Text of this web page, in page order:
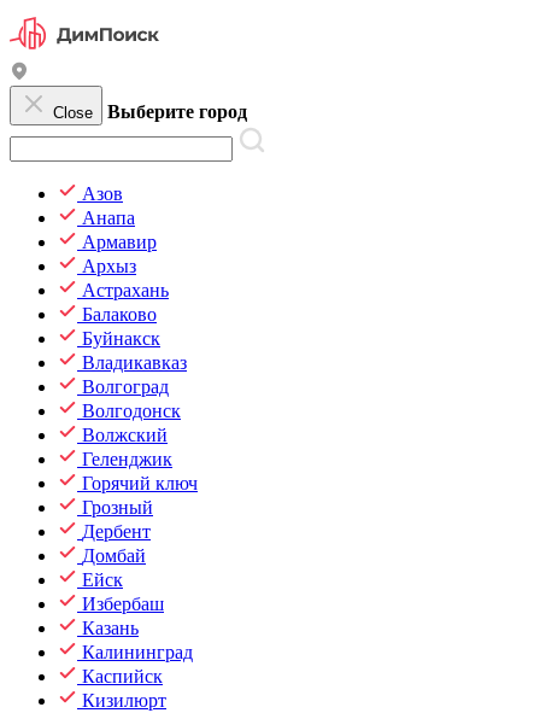
Close Выберите город
Азов
Анапа
Армавир
Архыз
Астрахань
Балаково
Буйнакск
Владикавказ
Волгоград
Волгодонск
Волжский
Геленджик
Горячий ключ
Грозный
Дербент
Домбай
Ейск
Избербаш
Казань
Калининград
Каспийск
Кизилюрт